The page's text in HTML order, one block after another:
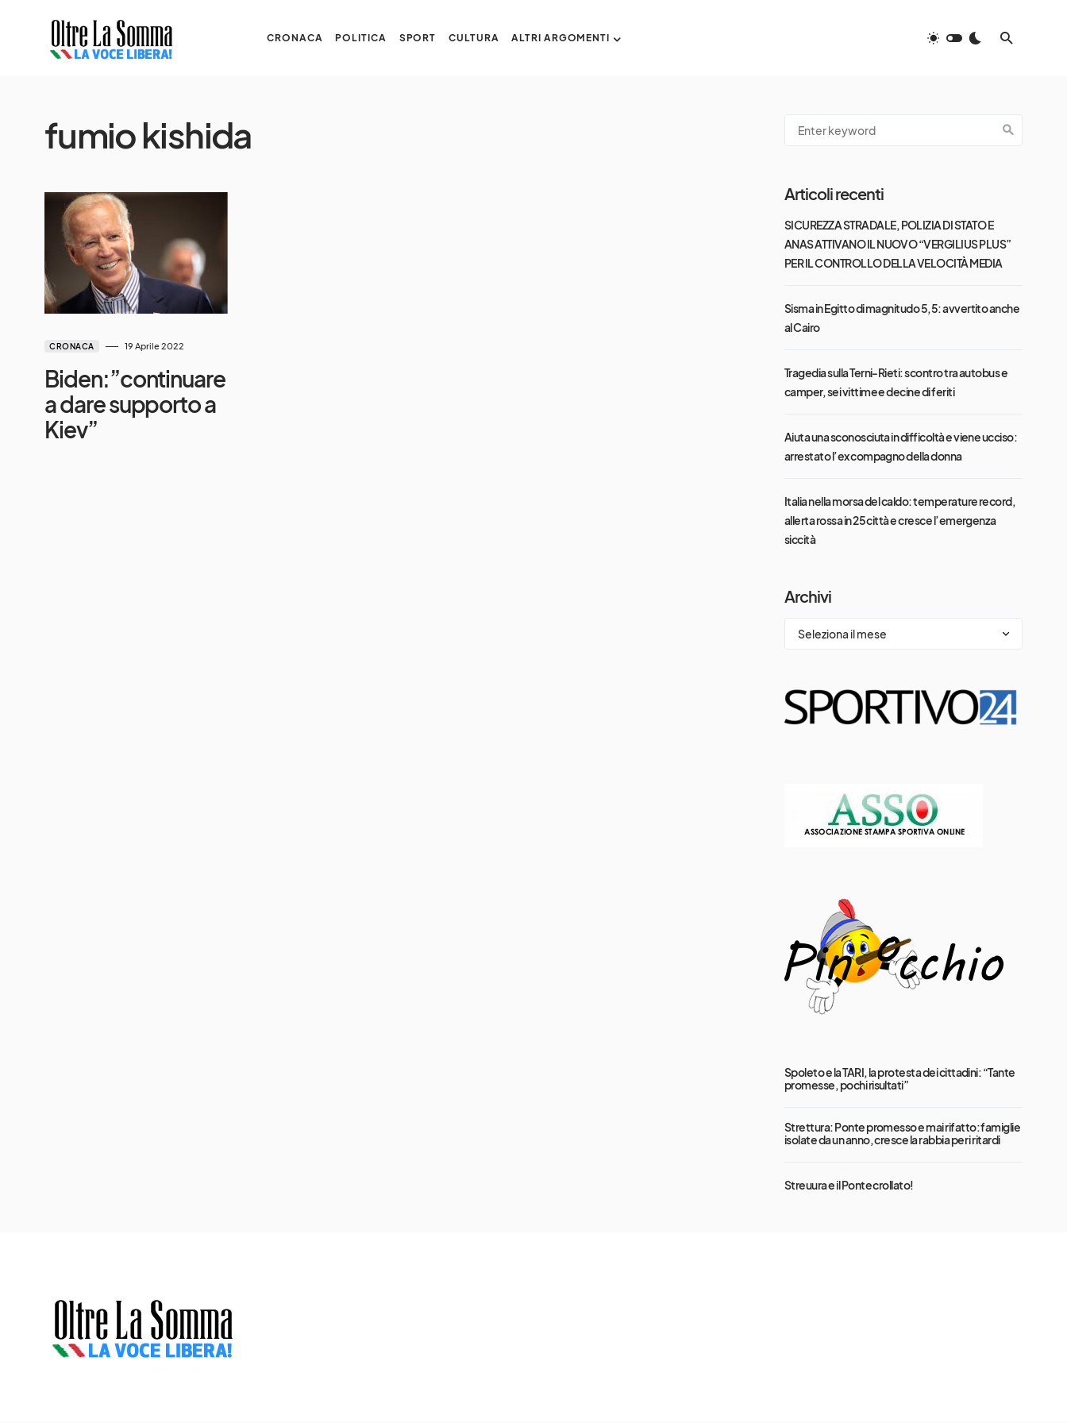
CRONACA POLITICA SPORT CULTURA ALTRI ARGOMENTI
fumio kishida
CRONACA 19 Aprile 2022
Biden:”continuare
a dare supporto a
Kiev”
Articoli recenti
SICUREZZA STRADALE, POLIZIA DI STATO E
ANAS ATTIVANO IL NUOVO “VERGILIUS PLUS”
PER IL CONTROLLO DELLA VELOCITÀ MEDIA
Sisma in Egitto di magnitudo 5,5: avvertito anche
al Cairo
Tragedia sulla Terni-Rieti: scontro tra autobus e
camper, sei vittime e decine di feriti
Aiuta una sconosciuta in difficoltà e viene ucciso:
arrestato l’ex compagno della donna
Italia nella morsa del caldo: temperature record,
allerta rossa in 25 città e cresce l’emergenza
siccità
Archivi
Spoleto e la TARI, la protesta dei cittadini: “Tante
promesse, pochi risultati”
Strettura: Ponte promesso e mai rifatto: famiglie
isolate da un anno, cresce la rabbia per i ritardi
Streuura e il Ponte crollato!